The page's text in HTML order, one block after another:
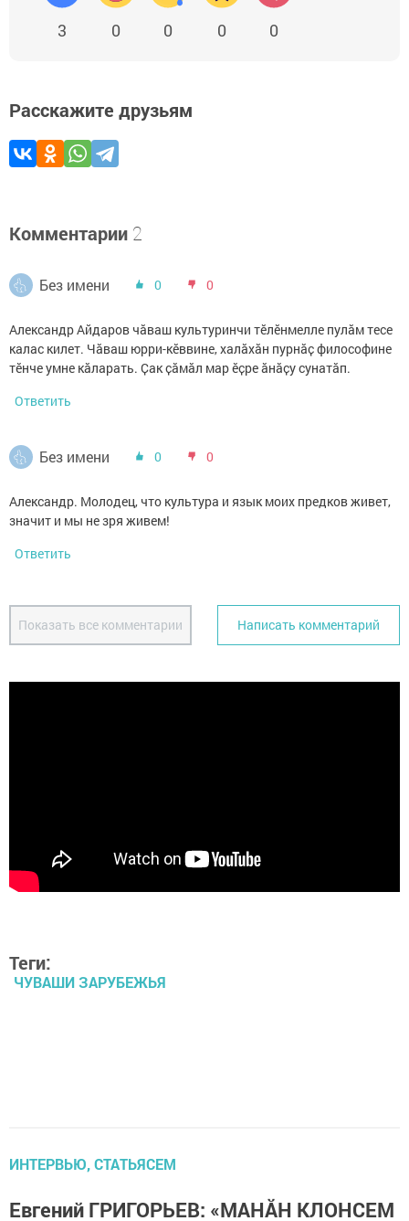
3 0 0 0 0
Расскажите друзьям
Комментарии 2
Без имени 0 0
Александр Айдаров чӑваш культуринчи тӗлӗнмелле пулӑм тесе
калас килет. Чӑваш юрри-кӗввине, халӑхӑн пурнӑҫ философине
тӗнче умне кӑларать. Ҫак ҫӑмӑл мар ӗҫре ӑнӑҫу сунатӑп.
Ответить
Без имени 0 0
Александр. Молодец, что культура и язык моих предков живет,
значит и мы не зря живем!
Ответить
Показать все комментарии Написать комментарий
Теги:
ЧУВАШИ ЗАРУБЕЖЬЯ
ИНТЕРВЬЮ, СТАТЬЯСЕМ
Евгений ГРИГОРЬЕВ: «МАНĂН КЛОНСЕМ